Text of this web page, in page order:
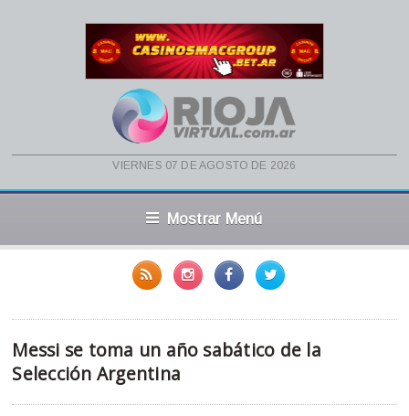
viernes 07 de agosto de 2026
Mostrar Menú
Messi se toma un año sabático de la
Selección Argentina